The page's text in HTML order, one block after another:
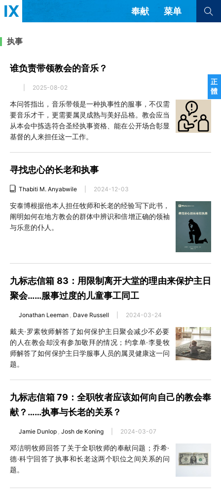
正
體
奉献 菜单
文章 书评
教会带领 解经式讲道与神学
查看全部
查看全部
隐私条款 其他的模式
乌兹别克语
达里语
法语
罗马尼亚语
韩语
土耳其语
阿拉伯语
阿尔巴尼亚语
塞尔维亚语 柬埔寨语
执事
谁负责带领教会的音乐？
2025-08-02
本问答指出，音乐带领是一种执事性的服事，不仅需
要音乐才干，更需要属灵成熟与美好品格。教会应当
从本会中拣选符合圣经执事资格、能在公开场合彰显
基督的人来担任这一工作。
寻找忠心的长老和执事
Thabiti M. Anyabwile 2024-12-03
安泰博根据他本人担任牧师和长老的经验写下此书，
阐明如何在地方教会的群体中辨识和倍增正确的领袖
与乐意的仆人。
九标志信箱 83：用限制离开大堂的理由来保护主日
聚会……服事过度的儿童事工同工
Jonathan Leeman Dave Russell 2024-03-24
戴夫·罗素牧师解答了如何保护主日聚会减少不必要
的人在教会却没有参加敬拜的情况；约拿单·李曼牧
师解答了如何保护主日学服事人员的属灵健康这一问
题。
九标志信箱 79：全职牧者应该如何向自己的教会奉
献？……执事与长老的关系？
Jamie Dunlop Josh de Koning 2024-03-07
邓洁明牧师回答了关于全职牧师的奉献问题；乔希·
德·科宁回答了执事和长老这两个职位之间关系的问
题。